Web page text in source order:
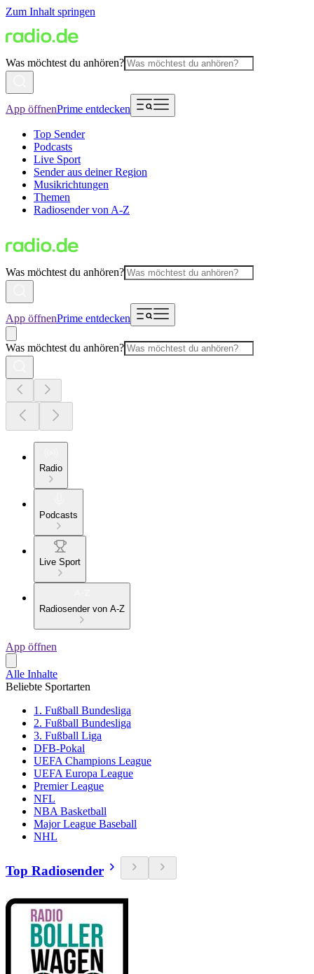
Zum Inhalt springen
Was möchtest du anhören?
App öffnenPrime entdecken
Top Sender
Podcasts
Live Sport
Sender aus deiner Region
Musikrichtungen
Themen
Radiosender von A-Z
Was möchtest du anhören?
App öffnenPrime entdecken
Was möchtest du anhören?
Radio
Podcasts
Live Sport
Radiosender von A-Z
App öffnen
Alle Inhalte
Beliebte Sportarten
1. Fußball Bundesliga
2. Fußball Bundesliga
3. Fußball Liga
DFB-Pokal
UEFA Champions League
UEFA Europa League
Premier League
NFL
NBA Basketball
Major League Baseball
NHL
Top Radiosender